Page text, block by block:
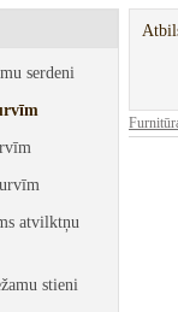
serdeni
atvilktņu
stieni